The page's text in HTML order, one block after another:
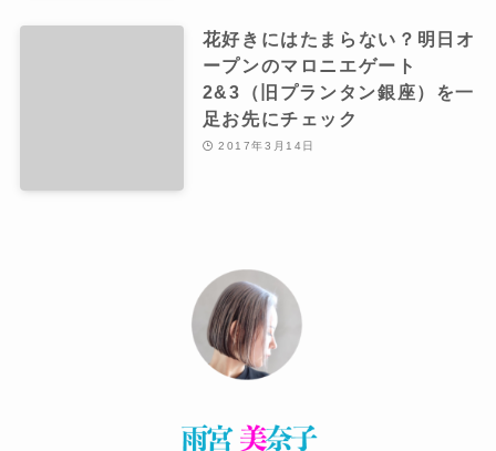
花好きにはたまらない？明日オ
ープンのマロニエゲート
2&3（旧プランタン銀座）を一
足お先にチェック
2017年3月14日